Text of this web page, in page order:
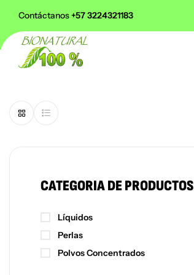
Contáctanos+57 3224321183
en pedidos superiores a $168.000 pesos
CATEGORIA DE PRODUCTOS
Líquidos
Perlas
Polvos Concentrados